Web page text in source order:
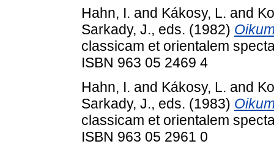
Hahn, I. and Kákosy, L. and
Sarkady, J., eds. (1982)
classicam et orientalem
ISBN 963 05 2469 4
Hahn, I. and Kákosy, L. and
Sarkady, J., eds. (1983)
classicam et orientalem
ISBN 963 05 2961 0